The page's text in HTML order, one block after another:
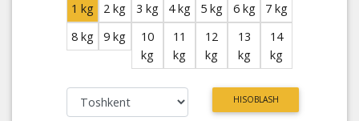
1 kg 2 kg 3 kg 4 kg 5 kg 6 kg
7 kg
8 kg
9 kg
10
kg
11
kg
12
kg
13
kg
14
kg
HISOBLASH